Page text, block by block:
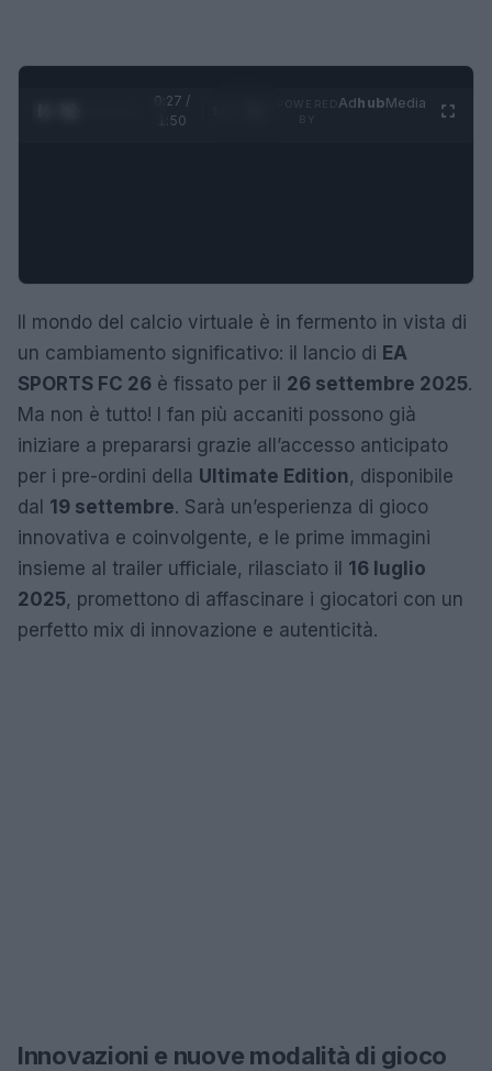
0:28 /
1:50
AdhubMedia
Il mondo del calcio virtuale è in fermento in vista di
un cambiamento significativo: il lancio di EA
SPORTS FC 26 è fissato per il 26 settembre 2025.
Ma non è tutto! I fan più accaniti possono già
iniziare a prepararsi grazie all’accesso anticipato
per i pre-ordini della Ultimate Edition, disponibile
dal 19 settembre. Sarà un’esperienza di gioco
innovativa e coinvolgente, e le prime immagini
insieme al trailer ufficiale, rilasciato il 16 luglio
2025, promettono di affascinare i giocatori con un
perfetto mix di innovazione e autenticità.
Innovazioni e nuove modalità di gioco